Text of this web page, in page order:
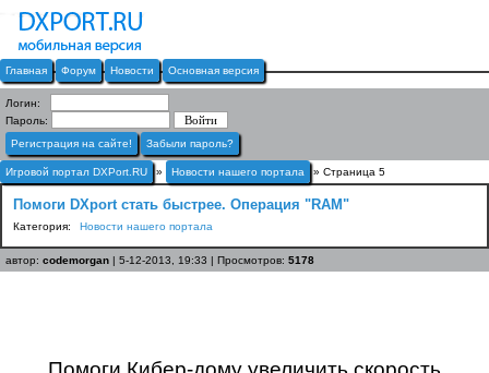
Главная Форум Новости Основная версия
Логин:
Пароль:
Регистрация на сайте!
Забыли пароль?
Игровой портал DXPort.RU » Новости нашего портала » Страница 5
Помоги DXport стать быстрее. Операция "RAM"
Категория: Новости нашего портала
автор: codemorgan | 5-12-2013, 19:33 | Просмотров: 5178